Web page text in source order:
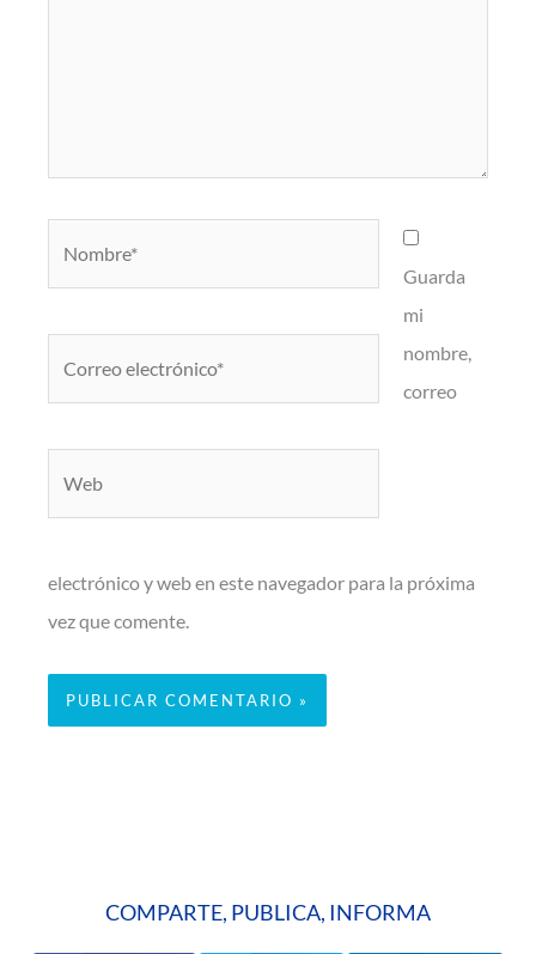
Guarda
mi
nombre,
correo
electrónico y web en este navegador para la próxima
vez que comente.
COMPARTE, PUBLICA, INFORMA